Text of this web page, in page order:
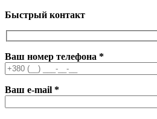
Быстрый контакт
Ваш номер телефона *
Ваш e-mail *